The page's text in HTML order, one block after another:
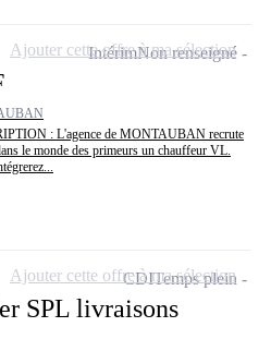
: L'agence de MONTAUBAN recrute
le monde des primeurs un chauffeur VL.
IntérimNon renseigné
Ajouter cette offre à ma sélection
SPL livraisons
CDITemps plein
Ajouter cette offre à ma sélection